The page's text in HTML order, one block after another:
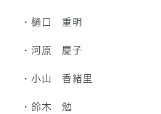
・樋口 重明
・河原 慶子
・小山 香緒里
・鈴木 勉